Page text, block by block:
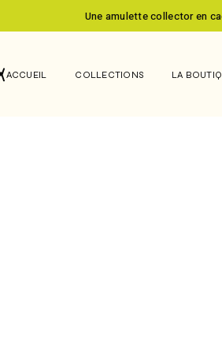
Une amulette collector en
ACCUEIL COLLECTIONS LA